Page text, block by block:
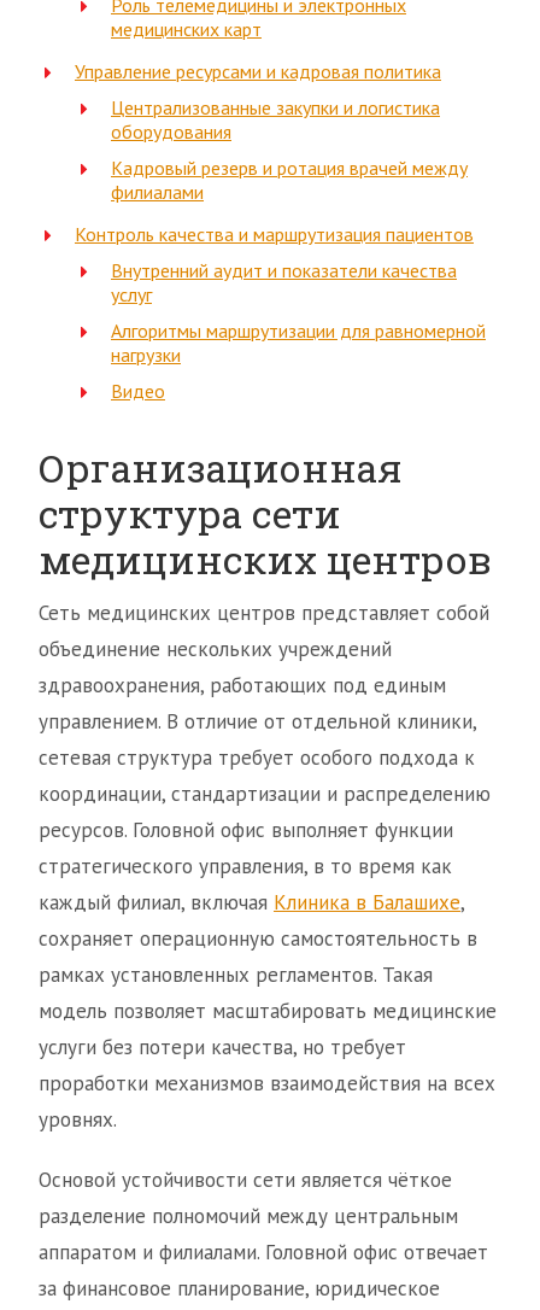
Роль телемедицины и электронных
медицинских карт
Управление ресурсами и кадровая политика
Централизованные закупки и логистика
оборудования
Кадровый резерв и ротация врачей между
филиалами
Контроль качества и маршрутизация пациентов
Внутренний аудит и показатели качества
услуг
Алгоритмы маршрутизации для равномерной
нагрузки
Видео
Организационная
структура сети
медицинских центров
Сеть медицинских центров представляет собой
объединение нескольких учреждений
здравоохранения, работающих под единым
управлением. В отличие от отдельной клиники,
сетевая структура требует особого подхода к
координации, стандартизации и распределению
ресурсов. Головной офис выполняет функции
стратегического управления, в то время как
каждый филиал, включая Клиника в Балашихе,
сохраняет операционную самостоятельность в
рамках установленных регламентов. Такая
модель позволяет масштабировать медицинские
услуги без потери качества, но требует
проработки механизмов взаимодействия на всех
уровнях.
Основой устойчивости сети является чёткое
разделение полномочий между центральным
аппаратом и филиалами. Головной офис отвечает
за финансовое планирование, юридическое